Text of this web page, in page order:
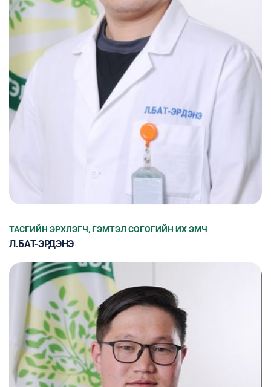
ТАСГИЙН ЭРХЛЭГЧ, ГЭМТЭЛ СОГОГИЙН ИХ ЭМЧ
Л.БАТ-ЭРДЭНЭ